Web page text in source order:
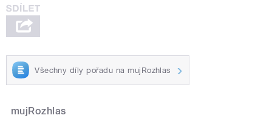
Všechny díly pořadu na mujRozhlas
mujRozhlas